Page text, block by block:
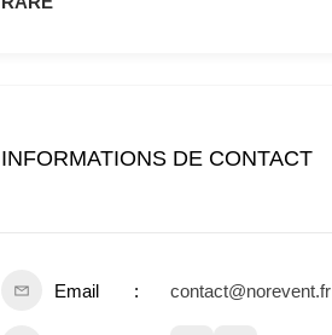
INFORMATIONS DE CONTACT
Email contact@norevent.fr